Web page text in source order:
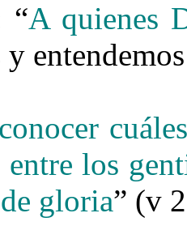
“A quienes
y
los
gloria” (v